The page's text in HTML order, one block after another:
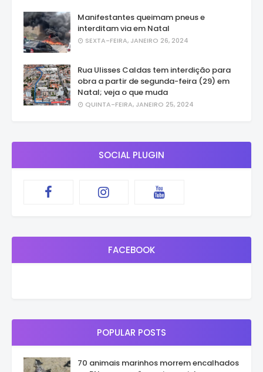
Manifestantes queimam pneus e
interditam via em Natal
SEXTA-FEIRA, JANEIRO 26, 2024
Rua Ulisses Caldas tem interdição para
obra a partir de segunda-feira (29) em
Natal; veja o que muda
QUINTA-FEIRA, JANEIRO 25, 2024
SOCIAL PLUGIN
FACEBOOK
POPULAR POSTS
70 animais marinhos morrem encalhados